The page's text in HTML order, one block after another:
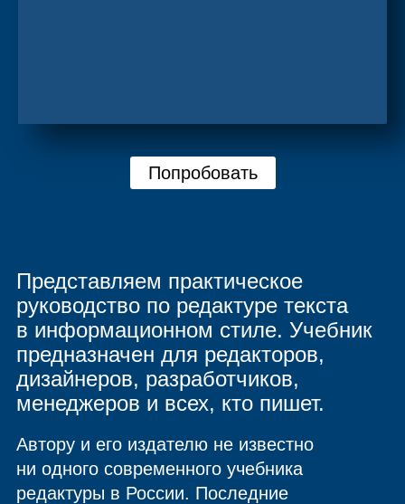
Попробовать
Представляем практическое
руководство по редактуре текста
в информационном стиле. Учебник
предназначен для редакторов,
дизайнеров, разработчиков,
менеджеров и всех, кто пишет.
Автору и его издателю не известно
ни одного современного учебника
редактуры в России. Последние